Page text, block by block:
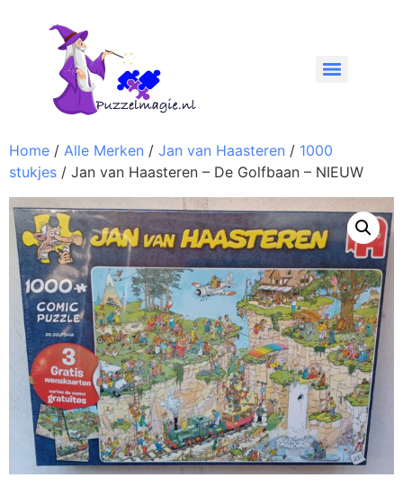
Home / Alle Merken / Jan van Haasteren / 1000
stukjes / Jan van Haasteren – De Golfbaan – NIEUW